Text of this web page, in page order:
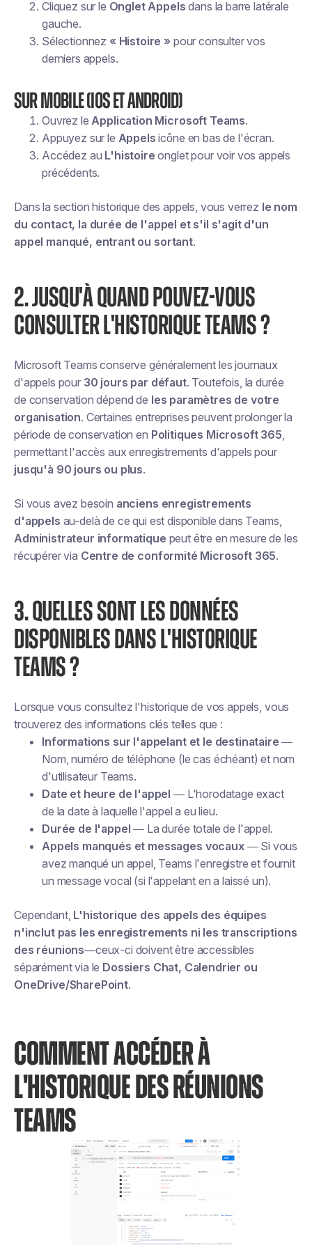
Cliquez sur le Onglet Appels dans la barre latérale
gauche.
Sélectionnez « Histoire » pour consulter vos
derniers appels.
Sur mobile (iOS et Android)
Ouvrez leApplication Microsoft Teams.
Appuyez sur le Appels icône en bas de l'écran.
Accédez au L'histoire onglet pour voir vos appels
précédents.
Dans la section historique des appels, vous verrez le nom
du contact, la durée de l'appel et s'il s'agit d'un
appel manqué, entrant ou sortant.
2. JUSQU'À QUAND POUVEZ-VOUS
CONSULTER L'HISTORIQUE TEAMS ?
Microsoft Teams conserve généralement les journaux
d'appels pour 30 jours par défaut. Toutefois, la durée
de conservation dépend de les paramètres de votre
organisation. Certaines entreprises peuvent prolonger la
période de conservation en Politiques Microsoft 365,
permettant l'accès aux enregistrements d'appels pour
jusqu'à 90 jours ou plus.
Si vous avez besoin anciens enregistrements
d'appels au-delà de ce qui est disponible dans Teams,
Administrateur informatique peut être en mesure de les
récupérer via Centre de conformité Microsoft 365.
3. QUELLES SONT LES DONNÉES
DISPONIBLES DANS L'HISTORIQUE
TEAMS ?
Lorsque vous consultez l'historique de vos appels, vous
trouverez des informations clés telles que :
Informations sur l'appelant et le destinataire —
Nom, numéro de téléphone (le cas échéant) et nom
d'utilisateur Teams.
Date et heure de l'appel — L'horodatage exact
de la date à laquelle l'appel a eu lieu.
Durée de l'appel — La durée totale de l'appel.
Appels manqués et messages vocaux— Si vous
avez manqué un appel, Teams l'enregistre et fournit
un message vocal (si l'appelant en a laissé un).
Cependant, L'historique des appels des équipes
n'inclut pas les enregistrements ni les transcriptions
des réunions—ceux-ci doivent être accessibles
séparément via le Dossiers Chat, Calendrier ou
OneDrive/SharePoint.
COMMENT ACCÉDER À
L'HISTORIQUE DES RÉUNIONS
TEAMS